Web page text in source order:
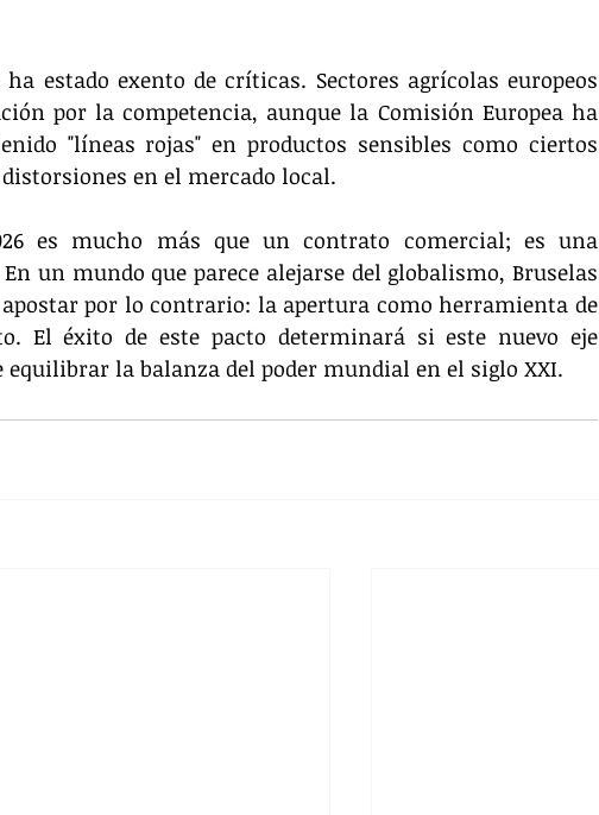
estado exento de críticas. Sectores agrícolas europeos
por la competencia, aunque la Comisión Europea ha
"líneas rojas" en productos sensibles como ciertos
en el mercado local.
es mucho más que un contrato comercial; es una
un mundo que parece alejarse del globalismo, Bruselas
por lo contrario: la apertura como herramienta de
El éxito de este pacto determinará si este nuevo eje
equilibrar la balanza del poder mundial en el siglo XXI.